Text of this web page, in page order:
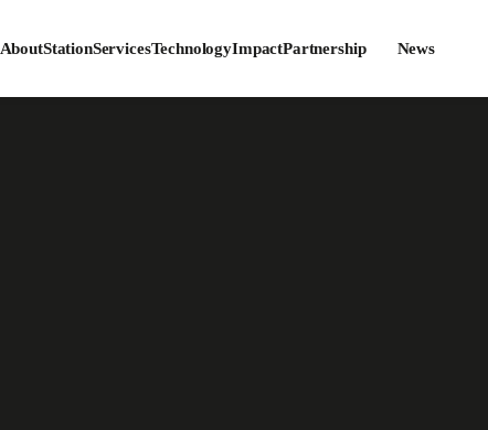
AboutStationServicesTechnologyImpactPartnership News